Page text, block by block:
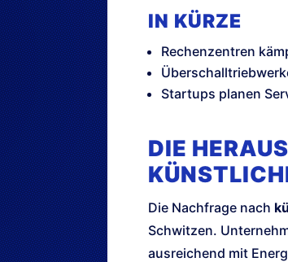
IN KÜRZE
Rechenzentren
Startups planen
DIE
Die Nachfrage nach
Schwitzen.
ausreichend mit